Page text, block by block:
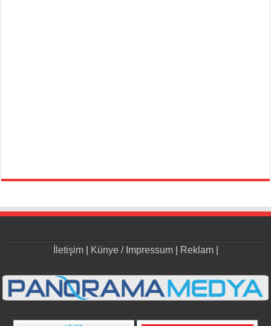
İletişim| Künye / Impressum| Reklam|